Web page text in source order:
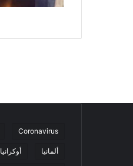
Coronavirus
ألمانيا أوكرانيا